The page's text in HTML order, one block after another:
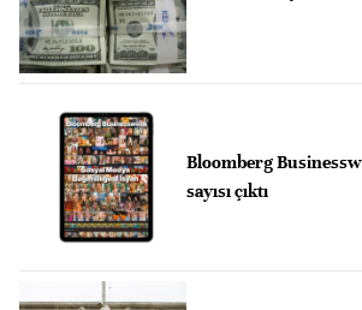
Bloomberg
sayısı çıktı